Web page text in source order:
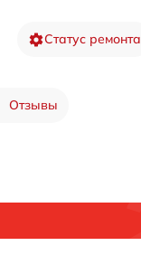
Статус ремонта
Отзывы